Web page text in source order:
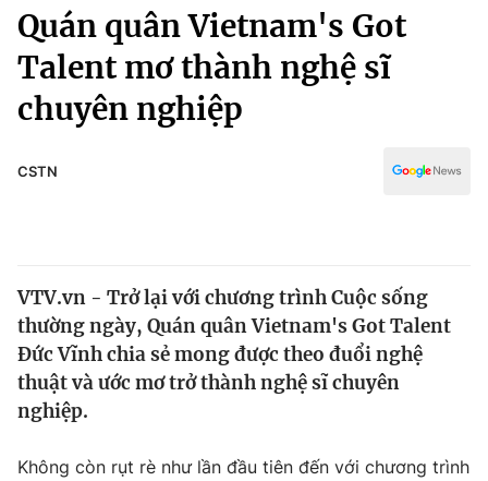
Chuyên mục
Chính trị
Xã hội
Pháp luật
Thế giới
Tin tức
Thế giới đó đây
Kinh tế
Tài chính
Thị trường
Kinh tế
Thể thao
Truyền hình
Văn hóa - Giải trí
Y tế
Quán quân Vietnam's Got
Talent mơ thành nghệ sĩ
chuyên nghiệp
CSTN
VTV.vn - Trở lại với chương trình Cuộc sống
thường ngày, Quán quân Vietnam's Got Talent
Đức Vĩnh chia sẻ mong được theo đuổi nghệ
thuật và ước mơ trở thành nghệ sĩ chuyên
nghiệp.
Không còn rụt rè như lần đầu tiên đến với chương trình